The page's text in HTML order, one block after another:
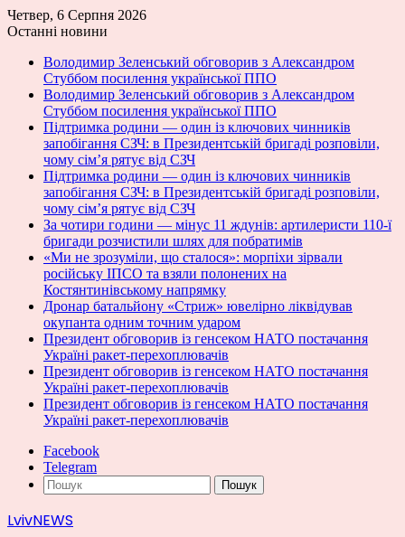
Четвер, 6 Серпня 2026
Останні новини
Володимир Зеленський обговорив з Александром
Стуббом посилення української ППО
Володимир Зеленський обговорив з Александром
Стуббом посилення української ППО
Підтримка родини — один із ключових чинників
запобігання СЗЧ: в Президентській бригаді розповіли,
чому сім’я рятує від СЗЧ
Підтримка родини — один із ключових чинників
запобігання СЗЧ: в Президентській бригаді розповіли,
чому сім’я рятує від СЗЧ
За чотири години — мінус 11 ждунів: артилеристи 110-ї
бригади розчистили шлях для побратимів
«Ми не зрозуміли, що сталося»: морпіхи зірвали
російську ІПСО та взяли полонених на
Костянтинівському напрямку
Дронар батальйону «Стриж» ювелірно ліквідував
окупанта одним точним ударом
Президент обговорив із генсеком НАТО постачання
Україні ракет-перехоплювачів
Президент обговорив із генсеком НАТО постачання
Україні ракет-перехоплювачів
Президент обговорив із генсеком НАТО постачання
Україні ракет-перехоплювачів
Facebook
Telegram
Пошук
LvivNEWS